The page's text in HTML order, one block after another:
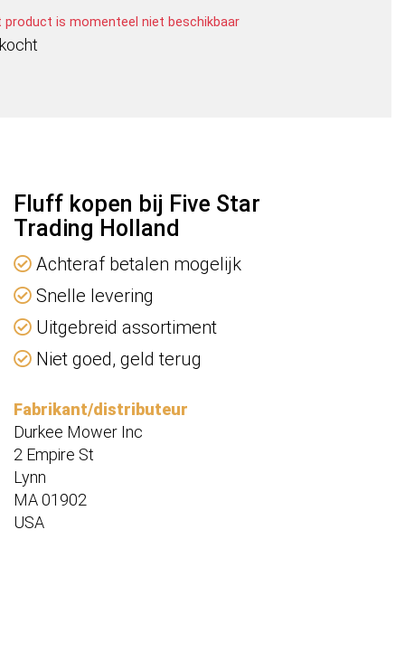
product is momenteel niet beschikbaar
Fluff kopen bij Five Star
Trading Holland
Achteraf betalen mogelijk
Snelle levering
Uitgebreid assortiment
Niet goed, geld terug
Fabrikant/distributeur
Durkee Mower Inc
2 Empire St
Lynn
MA 01902
USA